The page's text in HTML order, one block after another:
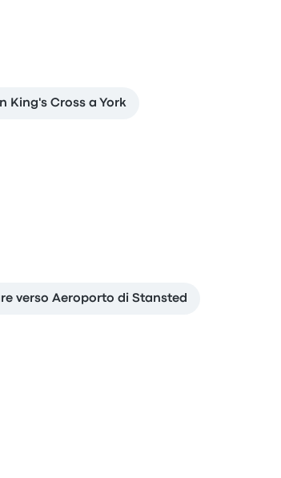
King's Cross a York
verso Aeroporto di Stansted